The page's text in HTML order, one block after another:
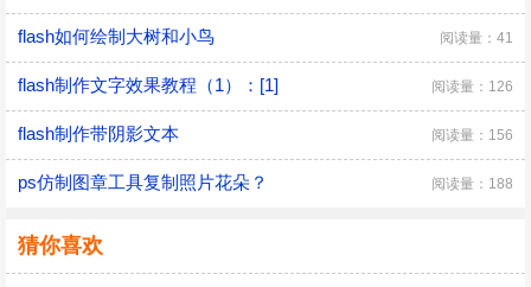
flash如何绘制大树和小鸟 阅读量：41
flash制作文字效果教程（1）：[1] 阅读量：126
flash制作带阴影文本 阅读量：156
ps仿制图章工具复制照片花朵？ 阅读量：188
猜你喜欢